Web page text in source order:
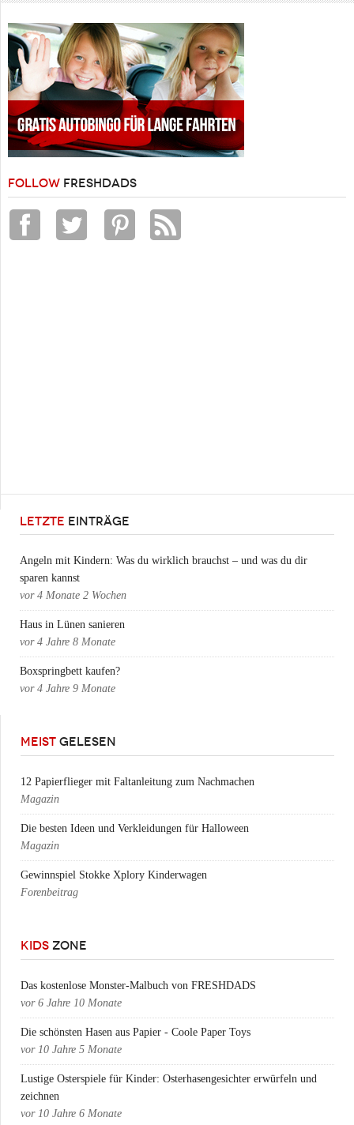
FOLLOW FRESHDADS
LETZTE EINTRÄGE
Angeln mit Kindern: Was du wirklich brauchst – und was du dir
sparen kannst
vor 4 Monate 2 Wochen
Haus in Lünen sanieren
vor 4 Jahre 8 Monate
Boxspringbett kaufen?
vor 4 Jahre 9 Monate
MEIST GELESEN
12 Papierflieger mit Faltanleitung zum Nachmachen
Magazin
Die besten Ideen und Verkleidungen für Halloween
Magazin
Gewinnspiel Stokke Xplory Kinderwagen
Forenbeitrag
KIDS ZONE
Das kostenlose Monster-Malbuch von FRESHDADS
vor 6 Jahre 10 Monate
Die schönsten Hasen aus Papier - Coole Paper Toys
vor 10 Jahre 5 Monate
Lustige Osterspiele für Kinder: Osterhasengesichter erwürfeln und
zeichnen
vor 10 Jahre 6 Monate